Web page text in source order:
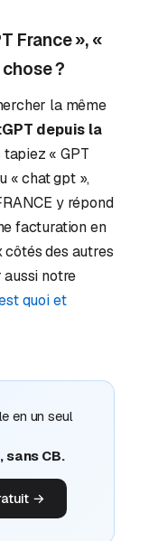
France », «
?
la même
depuis la
tapiez « GPT
« chat gpt »,
y répond
facturation en
côtés des autres
aussi notre
quoi et
en un seul
CB.
→